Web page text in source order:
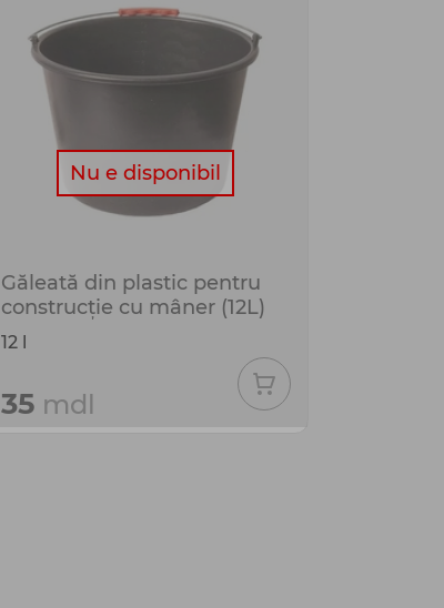
Găleată din plastic pentru
construcție cu mâner (12L)
12 l
35 mdl
Nu e disponibil